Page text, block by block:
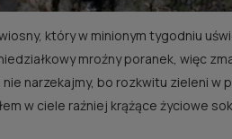
RÓŻA GRÄFIN
RANTZAU®
30,00 zł
który w minionym tygodniu
mroźny poranek, więc
narzekajmy, bo rozkwitu zieleni
w ciele raźniej krążące życiowe